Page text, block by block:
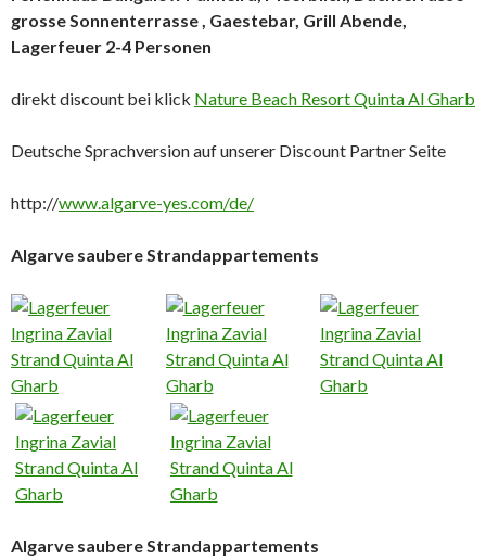
grosse Sonnenterrasse , Gaestebar, Grill Abende,
Lagerfeuer 2-4 Personen
direkt discount bei klick Nature Beach Resort Quinta Al Gharb
Deutsche Sprachversion auf unserer Discount Partner Seite
http://www.algarve-yes.com/de/
Algarve saubere Strandappartements
Algarve saubere Strandappartements